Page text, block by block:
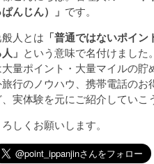
んじん）」 です。
般人とは 「普通ではないポイ
」
という意味で名付けました
大量ポイント・大量マイルの貯
旅行のノウハウ、携帯電話のお
、実体験を元にご紹介していこ
しくお願いします。